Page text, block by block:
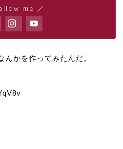
me ／
んかを作ってみたんだ。